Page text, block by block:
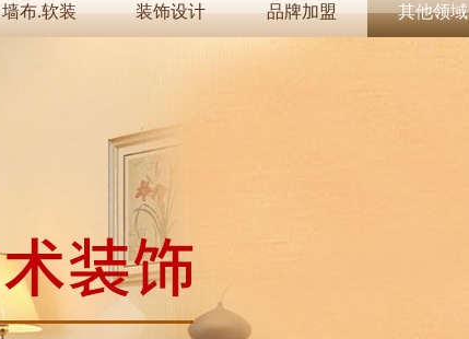
墙布.软装 装饰设计 品牌加盟 其他领域